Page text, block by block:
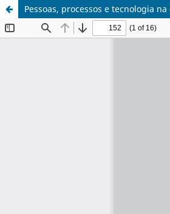
Pessoas, processos e tecnologia